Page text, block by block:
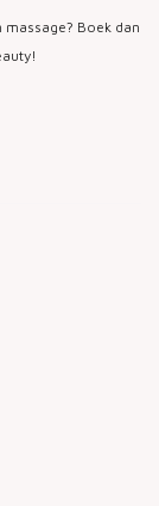
Boek dan